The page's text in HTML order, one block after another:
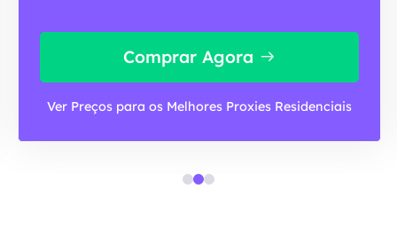
Comprar Agora
Ver Preços para os Melhores Proxies Residenciais